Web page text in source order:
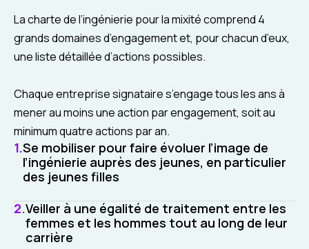
La charte de l’ingénierie pour la mixité comprend 4
grands domaines d’engagement et, pour chacun d’eux,
une liste détaillée d’actions possibles.
Chaque entreprise signataire s’engage tous les ans à
mener au moins une action par engagement, soit au
minimum quatre actions par an.
Se mobiliser pour faire évoluer l’image de
l’ingénierie auprès des jeunes, en particulier
des jeunes filles
Veiller à une égalité de traitement entre les
femmes et les hommes tout au long de leur
carrière